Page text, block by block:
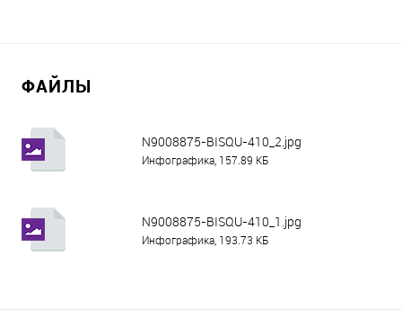
ФАЙЛЫ
N9008875-BISQU-410_2.jpg
Инфографика, 157.89 КБ
N9008875-BISQU-410_1.jpg
Инфографика, 193.73 КБ